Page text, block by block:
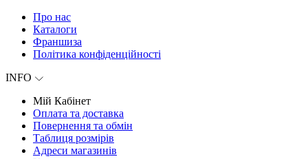
Про нас
Каталоги
Франшиза
Політика конфіденційності
INFO
Мій Кабінет
Оплата та доставка
Повернення та обмін
Таблиця розмірів
Адреси магазинів